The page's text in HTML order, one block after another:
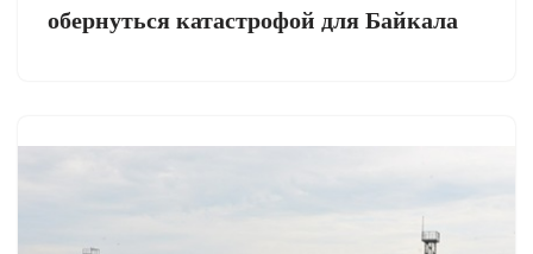
обернуться катастрофой для Байкала